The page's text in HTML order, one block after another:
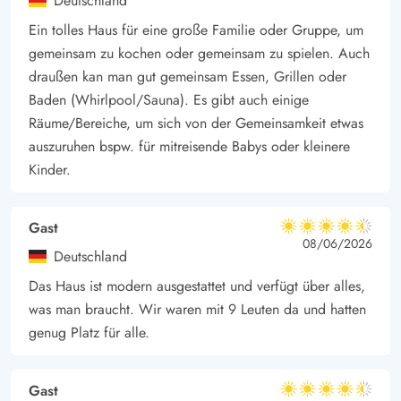
Ein tolles Haus für eine große Familie oder Gruppe, um
gemeinsam zu kochen oder gemeinsam zu spielen. Auch
draußen kan man gut gemeinsam Essen, Grillen oder
Baden (Whirlpool/Sauna). Es gibt auch einige
Räume/Bereiche, um sich von der Gemeinsamkeit etwas
auszuruhen bspw. für mitreisende Babys oder kleinere
Kinder.
Gast
Deutschland
4.5 von 5
4.5 von 5
4.5 out of 5
08/06/2026
Das Haus ist modern ausgestattet und verfügt über alles,
was man braucht. Wir waren mit 9 Leuten da und hatten
genug Platz für alle.
Gast